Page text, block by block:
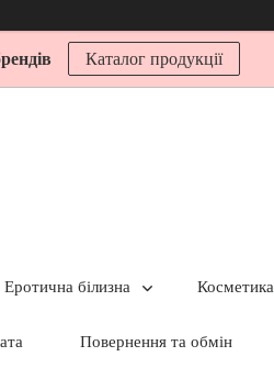
Каталог продукції
Еротична білизна Косметика
Повернення та обмін